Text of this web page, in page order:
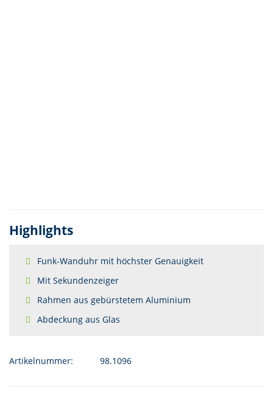
Highlights
Funk-Wanduhr mit höchster Genauigkeit
Mit Sekundenzeiger
Rahmen aus gebürstetem Aluminium
Abdeckung aus Glas
Artikelnummer: 98.1096